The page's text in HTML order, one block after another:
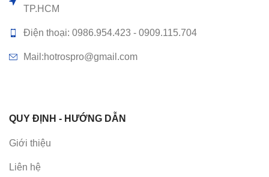
TP.HCM
Điện thoại: 0986.954.423 - 0909.115.704
Mail:hotrospro@gmail.com
QUY ĐỊNH - HƯỚNG DẪN
Giới thiệu
Liên hệ